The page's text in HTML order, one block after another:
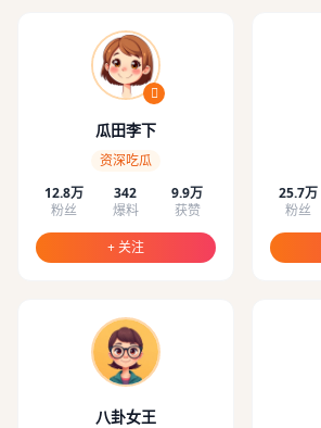
瓜田李下
资深吃瓜
12.8万
粉丝
342
爆料
9.9万
获赞
+ 关注
25.7万
粉丝
八卦女王